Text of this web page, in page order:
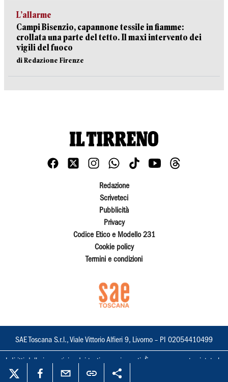
L’allarme
Campi Bisenzio, capannone tessile in fiamme:
crollata una parte del tetto. Il maxi intervento dei
vigili del fuoco
di Redazione Firenze
Redazione
Scriveteci
Pubblicità
Privacy
Codice Etico e Modello 231
Cookie policy
Termini e condizioni
SAE Toscana S.r.l., Viale Vittorio Alfieri 9, Livorno – PI 02054410499
I diritti delle immagini e dei testi sono riservati. È espressamente vietata la
loro riproduzione con qualsiasi mezzo e l'adattamento totale o parziale.